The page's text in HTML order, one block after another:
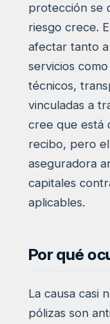
protección se
riesgo crece.
afectar tanto
servicios
técnicos,
vinculadas a
cree que está
recibo, pero
aseguradora
capitales
aplicables.
Por qué
La causa casi
pólizas son